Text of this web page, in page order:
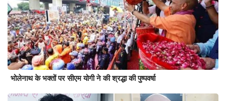
भोलेनाथ के भक्तों पर सीएम योगी ने की श्रद्धा की पुष्पवर्षा